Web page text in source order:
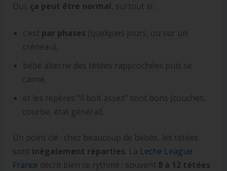
Oui, ça peut être normal , surtout si :
c’est par phases (quelques jours, ou sur un
créneau),
bébé alterne des tétées rapprochées puis se
calme,
et les repères “il boit assez” sont bons (couches,
courbe, état général).
Un point clé : chez beaucoup de bébés, les tétées
sont inégalement réparties. La Leche League
France décrit bien ce rythme : souvent 8 à 12 tétées